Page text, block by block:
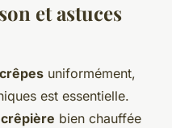
et astuces
uniformément,
est essentielle.
crêpière bien chauffée